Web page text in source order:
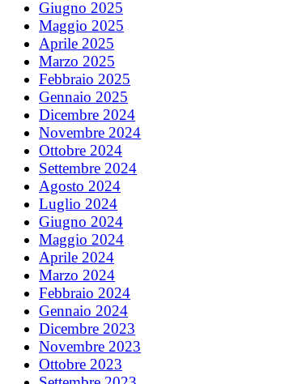
Giugno 2025
Maggio 2025
Aprile 2025
Marzo 2025
Febbraio 2025
Gennaio 2025
Dicembre 2024
Novembre 2024
Ottobre 2024
Settembre 2024
Agosto 2024
Luglio 2024
Giugno 2024
Maggio 2024
Aprile 2024
Marzo 2024
Febbraio 2024
Gennaio 2024
Dicembre 2023
Novembre 2023
Ottobre 2023